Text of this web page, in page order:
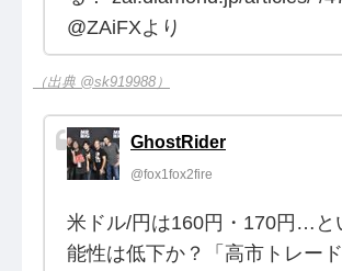
@ZAiFXより
（出典 @sk919988）
GhostRider
@fox1fox2fire
米ドル/円は160円・170円…と
能性は低下か？「高市トレー